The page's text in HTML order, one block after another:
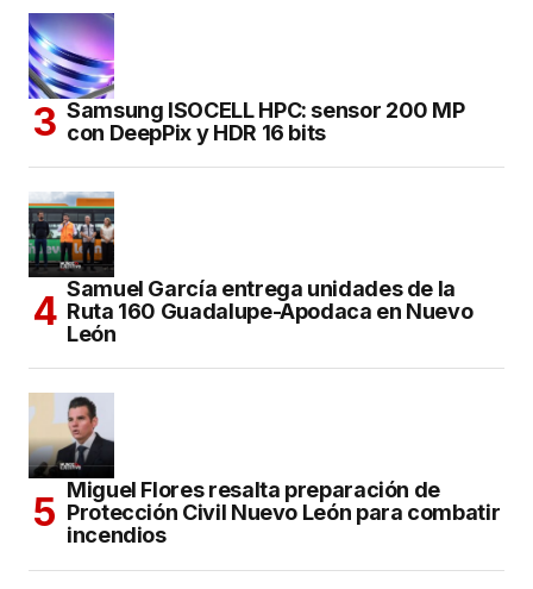
Samsung ISOCELL HPC: sensor 200 MP
con DeepPix y HDR 16 bits
Samuel García entrega unidades de la
Ruta 160 Guadalupe-Apodaca en Nuevo
León
Miguel Flores resalta preparación de
Protección Civil Nuevo León para combatir
incendios